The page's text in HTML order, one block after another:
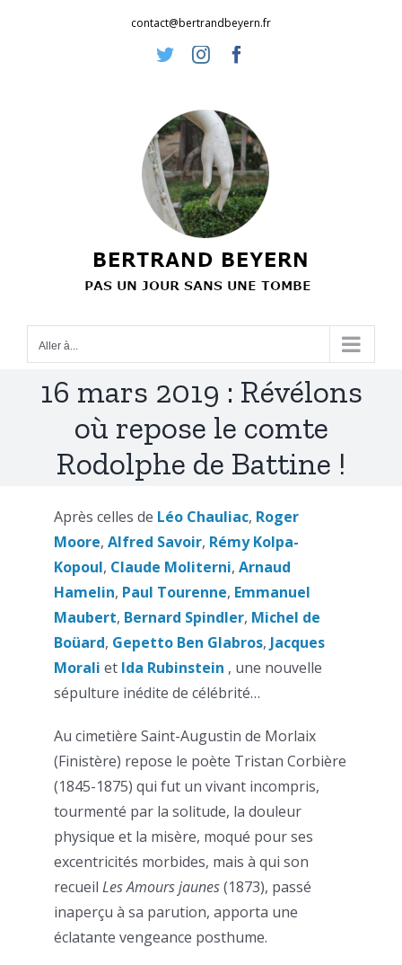
contact@bertrandbeyern.fr
TwitterInstagram
Aller à...
16 mars 2019 : Révélons
où repose le comte
Rodolphe de Battine !
Après celles de Léo Chauliac, Roger
Moore, Alfred Savoir, Rémy Kolpa-
Kopoul, Claude Moliterni, Arnaud
Hamelin, Paul Tourenne, Emmanuel
Maubert, Bernard Spindler, Michel de
Boüard, Gepetto Ben Glabros, Jacques
Morali et Ida Rubinstein , une nouvelle
sépulture inédite de célébrité…
Au cimetière Saint-Augustin de Morlaix
(Finistère) repose le poète Tristan Corbière
(1845-1875) qui fut un vivant incompris,
tourmenté par la solitude, la douleur
physique et la misère, moqué pour ses
excentricités morbides, mais à qui son
recueil Les Amours jaunes(1873), passé
inaperçu à sa parution, apporta une
éclatante vengeance posthume.